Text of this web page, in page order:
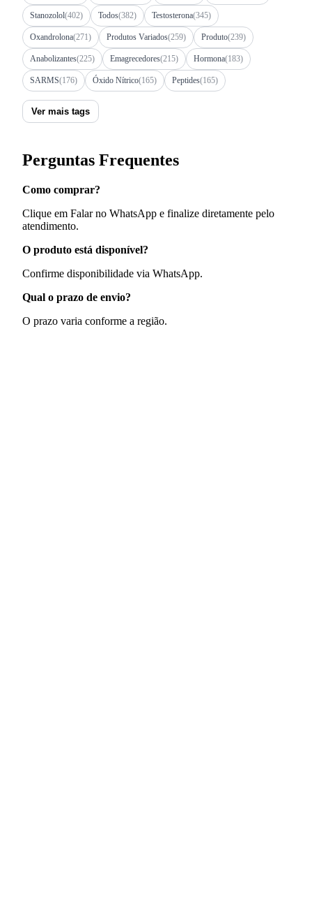
Stanozolol(402) Todos(382) Testosterona(345)
Oxandrolona(271) Produtos Variados(259) Produto(239)
Anabolizantes(225) Emagrecedores(215) Hormona(183)
SARMS(176) Óxido Nítrico(165) Peptides(165)
Ver mais tags
Perguntas Frequentes
Como comprar?
Clique em Falar no WhatsApp e finalize diretamente pelo
atendimento.
O produto está disponível?
Confirme disponibilidade via WhatsApp.
Qual o prazo de envio?
O prazo varia conforme a região.